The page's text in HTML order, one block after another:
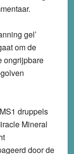
gel’
om de
ongrijpbare
druppels
Mineral
door de